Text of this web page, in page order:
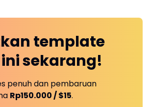
template
sekarang!
penuh dan pembaruan
Rp150.000 / $15.